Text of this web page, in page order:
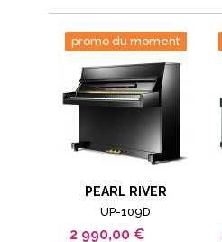
promo du moment
PEARL RIVER
UP-109D
2 990,00 €